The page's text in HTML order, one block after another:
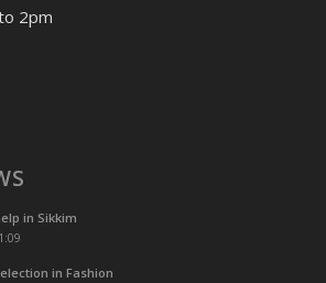
2pm
in Sikkim
in Fashion